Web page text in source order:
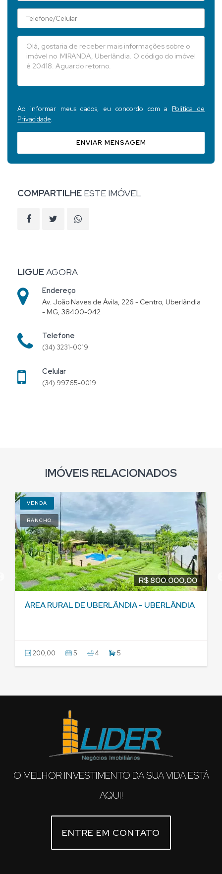
Ao informar meus dados, eu concordo com a Política de
Privacidade.
ENVIAR MENSAGEM
COMPARTILHE ESTE IMÓVEL
LIGUEAGORA
Endereço
Av. João Naves de Ávila, 226 - Centro, Uberlândia
- MG, 38400-042
Telefone
(34) 3231-0019
Celular
(34) 99765-0019
IMÓVEIS RELACIONADOS
VENDA
RANCHO
R$ 800.000,00
ÁREA RURAL DE UBERLÂNDIA - UBERLÂNDIA
200,00 5 4 5
O MELHOR INVESTIMENTO DA SUA VIDA ESTÁ
AQUI!
ENTRE EM CONTATO